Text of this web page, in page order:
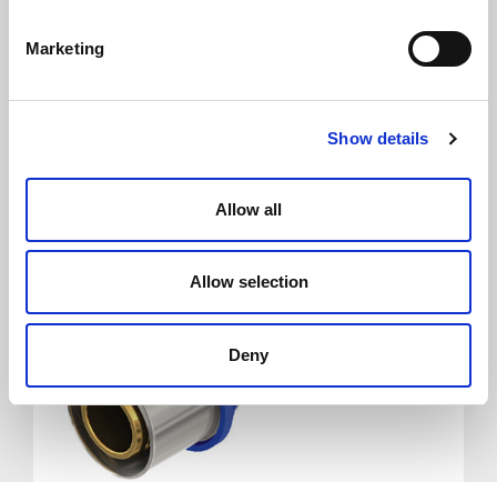
Marketing
Show details
Allow all
Allow selection
Deny